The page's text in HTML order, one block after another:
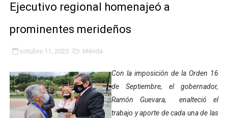
Alcaldía del Municipio Libertador realizó una jornada
Fundacite Mérida dicta taller gratuito de electrónica
INN-Mérida celebró el Lacto grado para promover el
Impulsan plan estratégico de seguridad ciudadana
Mérida impulsa desarrollo económico con taller de
Ejecutivo regional homenajeó a
prominentes merideños
octubre 11, 2020 Mérida
Con la imposición de la Orden 16
de Septiembre, el gobernador,
Ramón Guevara, enalteció el
trabajo y aporte de cada una de las